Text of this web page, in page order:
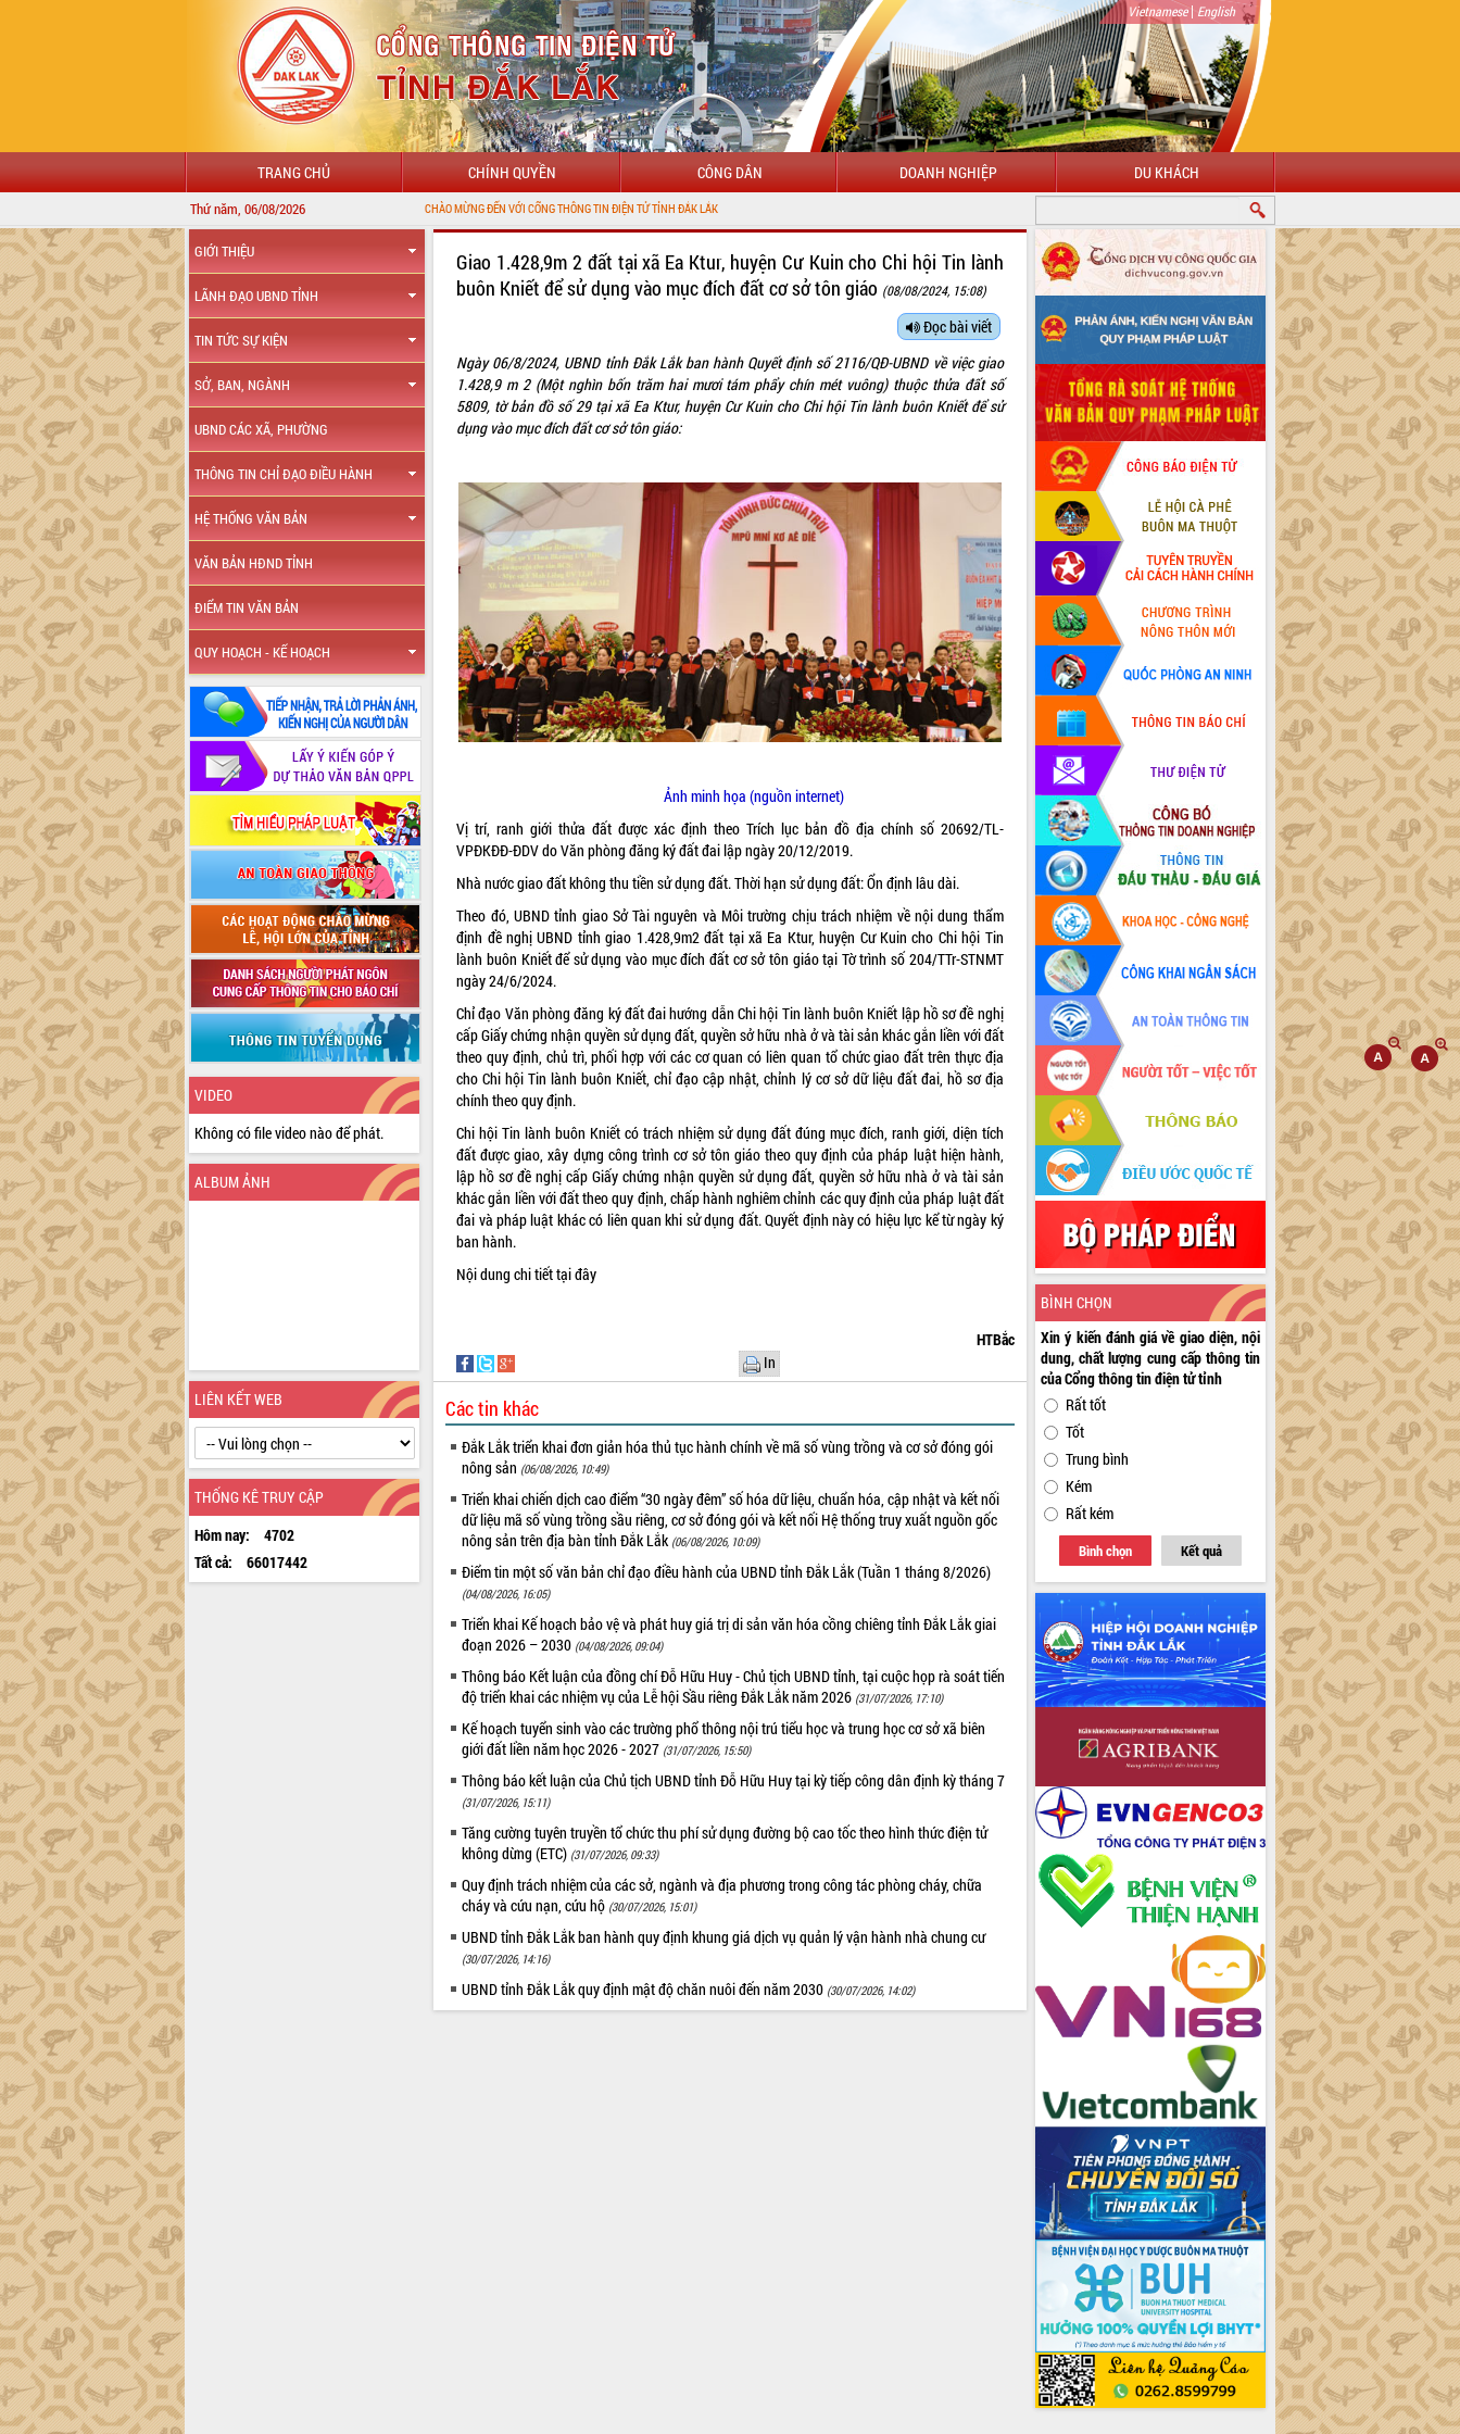
Vietnamese| English
TRANG CHỦ CHÍNH QUYỀN CÔNG DÂN DOANH NGHIỆP DU KHÁCH
Thứ năm, 06/08/2026 CHÀO MỪNG ĐẾN VỚI CỔNG THÔNG TIN ĐIỆN TỬ TỈNH ĐẮK LẮK
GIỚI THIỆU
LÃNH ĐẠO UBND TỈNH
TIN TỨC SỰ KIỆN
SỞ, BAN, NGÀNH
UBND CÁC XÃ, PHƯỜNG
THÔNG TIN CHỈ ĐẠO ĐIỀU HÀNH
HỆ THỐNG VĂN BẢN
VĂN BẢN HĐND TỈNH
ĐIỂM TIN VĂN BẢN
QUY HOẠCH - KẾ HOẠCH
VIDEO
Không có file video nào để phát.
ALBUM ẢNH
LIÊN KẾT WEB
THỐNG KÊ TRUY CẬP
Hôm nay:
4702
Tất cả:
66017442
Giao 1.428,9m 2 đất tại xã Ea Ktur, huyện Cư Kuin cho Chi hội Tin lành
buôn Kniết để sử dụng vào mục đích đất cơ sở tôn giáo (08/08/2024, 15:08)
Đọc bài viết
Ngày 06/8/2024, UBND tỉnh Đắk Lắk ban hành Quyết định số 2116/QĐ-UBND về việc giao
1.428,9 m 2 (Một nghìn bốn trăm hai mươi tám phẩy chín mét vuông) thuộc thửa đất số
5809, tờ bản đồ số 29 tại xã Ea Ktur, huyện Cư Kuin cho Chi hội Tin lành buôn Kniết để sử
dụng vào mục đích đất cơ sở tôn giáo:
Ảnh minh họa (nguồn internet)
Vị trí, ranh giới thửa đất được xác định theo Trích lục bản đồ địa chính số 20692/TL-
VPĐKĐĐ-ĐDV do Văn phòng đăng ký đất đai lập ngày 20/12/2019.
Nhà nước giao đất không thu tiền sử dụng đất. Thời hạn sử dụng đất: Ổn định lâu dài.
Theo đó, UBND tỉnh giao Sở Tài nguyên và Môi trường chịu trách nhiệm về nội dung thẩm
định đề nghị UBND tỉnh giao 1.428,9m2 đất tại xã Ea Ktur, huyện Cư Kuin cho Chi hội Tin
lành buôn Kniết để sử dụng vào mục đích đất cơ sở tôn giáo tại Tờ trình số 204/TTr-STNMT
ngày 24/6/2024.
Chỉ đạo Văn phòng đăng ký đất đai hướng dẫn Chi hội Tin lành buôn Kniết lập hồ sơ đề nghị
cấp Giấy chứng nhận quyền sử dụng đất, quyền sở hữu nhà ở và tài sản khác gắn liền với đất
theo quy định, chủ trì, phối hợp với các cơ quan có liên quan tổ chức giao đất trên thực địa
cho Chi hội Tin lành buôn Kniết, chỉ đạo cập nhật, chỉnh lý cơ sở dữ liệu đất đai, hồ sơ địa
chính theo quy định.
Chi hội Tin lành buôn Kniết có trách nhiệm sử dụng đất đúng mục đích, ranh giới, diện tích
đất được giao, xây dựng công trình cơ sở tôn giáo theo quy định của pháp luật hiện hành,
lập hồ sơ đề nghị cấp Giấy chứng nhận quyền sử dụng đất, quyền sở hữu nhà ở và tài sản
khác gắn liền với đất theo quy định, chấp hành nghiêm chỉnh các quy định của pháp luật đất
đai và pháp luật khác có liên quan khi sử dụng đất. Quyết định này có hiệu lực kể từ ngày ký
ban hành.
Nội dung chi tiếttại đây
HTBắc
In
Các tin khác
Đắk Lắk triển khai đơn giản hóa thủ tục hành chính về mã số vùng trồng và cơ sở đóng gói
nông sản (06/08/2026, 10:49)
Triển khai chiến dịch cao điểm “30 ngày đêm” số hóa dữ liệu, chuẩn hóa, cập nhật và kết nối
dữ liệu mã số vùng trồng sầu riêng, cơ sở đóng gói và kết nối Hệ thống truy xuất nguồn gốc
nông sản trên địa bàn tỉnh Đắk Lắk (06/08/2026, 10:09)
Điểm tin một số văn bản chỉ đạo điều hành của UBND tỉnh Đắk Lắk (Tuần 1 tháng 8/2026)
(04/08/2026, 16:05)
Triển khai Kế hoạch bảo vệ và phát huy giá trị di sản văn hóa cồng chiêng tỉnh Đắk Lắk giai
đoạn 2026 – 2030 (04/08/2026, 09:04)
Thông báo Kết luận của đồng chí Đỗ Hữu Huy - Chủ tịch UBND tỉnh, tại cuộc họp rà soát tiến
độ triển khai các nhiệm vụ của Lễ hội Sầu riêng Đắk Lắk năm 2026 (31/07/2026, 17:10)
Kế hoạch tuyển sinh vào các trường phổ thông nội trú tiểu học và trung học cơ sở xã biên
giới đất liền năm học 2026 - 2027 (31/07/2026, 15:50)
Thông báo kết luận của Chủ tịch UBND tỉnh Đỗ Hữu Huy tại kỳ tiếp công dân định kỳ tháng 7
(31/07/2026, 15:11)
Tăng cường tuyên truyền tổ chức thu phí sử dụng đường bộ cao tốc theo hình thức điện tử
không dừng (ETC) (31/07/2026, 09:33)
Quy định trách nhiệm của các sở, ngành và địa phương trong công tác phòng cháy, chữa
cháy và cứu nạn, cứu hộ (30/07/2026, 15:01)
UBND tỉnh Đắk Lắk ban hành quy định khung giá dịch vụ quản lý vận hành nhà chung cư
(30/07/2026, 14:16)
UBND tỉnh Đắk Lắk quy định mật độ chăn nuôi đến năm 2030 (30/07/2026, 14:02)
BÌNH CHỌN
Xin ý kiến đánh giá về giao diện, nội
dung, chất lượng cung cấp thông tin
của Cổng thông tin điện tử tỉnh
Rất tốt
Tốt
Trung bình
Kém
Rất kém
Bình chọn Kết quả